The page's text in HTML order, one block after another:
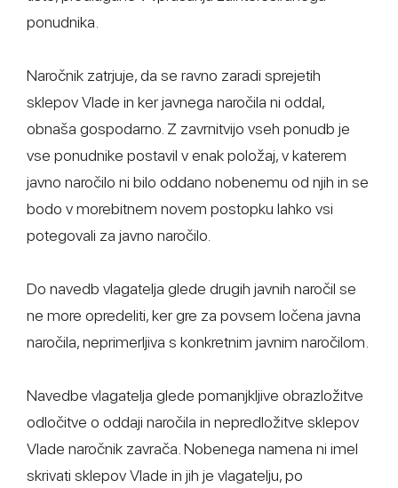
ponudnika.
Naročnik zatrjuje, da se ravno zaradi sprejetih
sklepov Vlade in ker javnega naročila ni oddal,
obnaša gospodarno. Z zavrnitvijo vseh ponudb je
vse ponudnike postavil v enak položaj, v katerem
javno naročilo ni bilo oddano nobenemu od njih in se
bodo v morebitnem novem postopku lahko vsi
potegovali za javno naročilo.
Do navedb vlagatelja glede drugih javnih naročil se
ne more opredeliti, ker gre za povsem ločena javna
naročila, neprimerljiva s konkretnim javnim naročilom.
Navedbe vlagatelja glede pomanjkljive obrazložitve
odločitve o oddaji naročila in nepredložitve sklepov
Vlade naročnik zavrača. Nobenega namena ni imel
skrivati sklepov Vlade in jih je vlagatelju, po